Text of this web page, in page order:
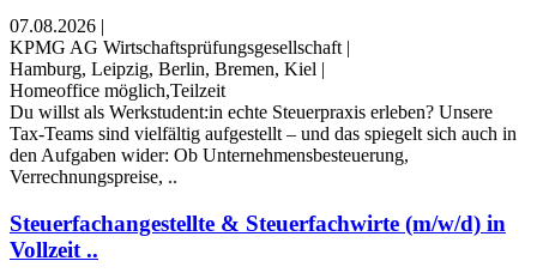
07.08.2026 |
KPMG AG Wirtschaftsprüfungsgesellschaft |
Hamburg, Leipzig, Berlin, Bremen, Kiel |
Homeoffice möglich,Teilzeit
Du willst als Werkstudent:in echte Steuerpraxis erleben? Unsere
Tax-Teams sind vielfältig aufgestellt – und das spiegelt sich auch in
den Aufgaben wider: Ob Unternehmensbesteuerung,
Verrechnungspreise, ..
Steuerfachangestellte & Steuerfachwirte (m/w/d) in
Vollzeit ..